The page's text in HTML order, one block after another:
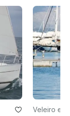
Veleiro em